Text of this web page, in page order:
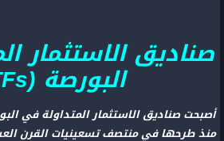
صناديق الاستثمار
البورصة (ETFs)
منذ طرحها في منتصف تسعينيات القرن